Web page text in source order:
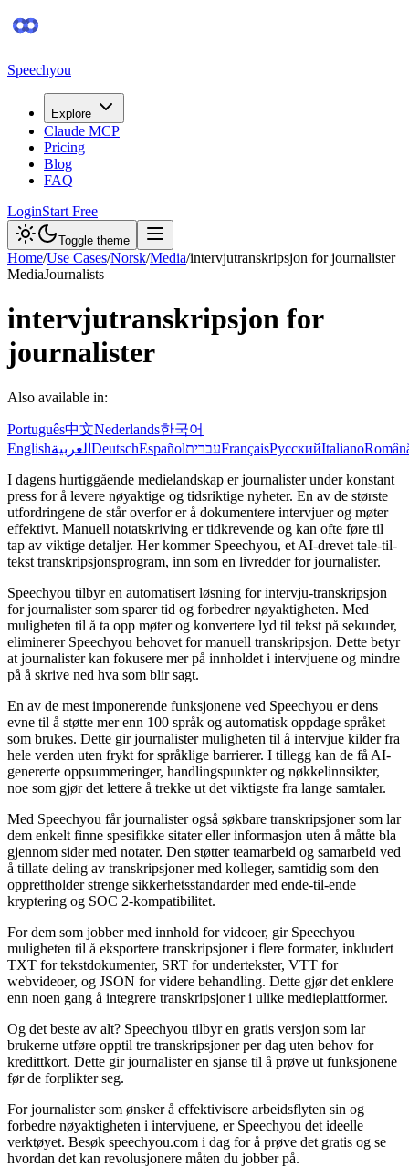
Speechyou
Explore
Claude MCP
Pricing
Blog
FAQ
LoginStart Free
Toggle theme
Home/Use Cases/Norsk/Media/intervjutranskripsjon for journalister
MediaJournalists
intervjutranskripsjon for
journalister
Also available in:
Português中文Nederlands한국어
Englishالعربية DeutschEspañolעבריתFrançaisРусскийItaliano
I dagens hurtiggående medielandskap er journalister under konstant
press for å levere nøyaktige og tidsriktige nyheter. En av de største
utfordringene de står overfor er å dokumentere intervjuer og møter
effektivt. Manuell notatskriving er tidkrevende og kan ofte føre til
tap av viktige detaljer. Her kommer Speechyou, et AI-drevet tale-til-
tekst transkripsjonsprogram, inn som en livredder for journalister.
Speechyou tilbyr en automatisert løsning for intervju-transkripsjon
for journalister som sparer tid og forbedrer nøyaktigheten. Med
muligheten til å ta opp møter og konvertere lyd til tekst på sekunder,
eliminerer Speechyou behovet for manuell transkripsjon. Dette betyr
at journalister kan fokusere mer på innholdet i intervjuene og mindre
på å skrive ned hva som blir sagt.
En av de mest imponerende funksjonene ved Speechyou er dens
evne til å støtte mer enn 100 språk og automatisk oppdage språket
som brukes. Dette gir journalister muligheten til å intervjue kilder fra
hele verden uten frykt for språklige barrierer. I tillegg kan de få AI-
genererte oppsummeringer, handlingspunkter og nøkkelinnsikter,
noe som gjør det lettere å trekke ut det viktigste fra lange samtaler.
Med Speechyou får journalister også søkbare transkripsjoner som lar
dem enkelt finne spesifikke sitater eller informasjon uten å måtte bla
gjennom sider med notater. Den støtter teamarbeid og samarbeid ved
å tillate deling av transkripsjoner med kolleger, samtidig som den
opprettholder strenge sikkerhetsstandarder med ende-til-ende
kryptering og SOC 2-kompatibilitet.
For dem som jobber med innhold for videoer, gir Speechyou
muligheten til å eksportere transkripsjoner i flere formater, inkludert
TXT for tekstdokumenter, SRT for undertekster, VTT for
webvideoer, og JSON for videre behandling. Dette gjør det enklere
enn noen gang å integrere transkripsjoner i ulike medieplattformer.
Og det beste av alt? Speechyou tilbyr en gratis versjon som lar
brukerne utføre opptil tre transkripsjoner per dag uten behov for
kredittkort. Dette gir journalister en sjanse til å prøve ut funksjonene
før de forplikter seg.
For journalister som ønsker å effektivisere arbeidsflyten sin og
forbedre nøyaktigheten i intervjuene, er Speechyou det ideelle
verktøyet. Besøk speechyou.com i dag for å prøve det gratis og se
hvordan det kan revolusjonere måten du jobber på.